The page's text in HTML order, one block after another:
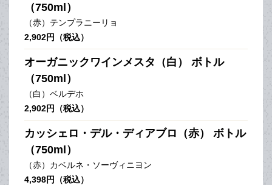
（750ml）
（赤）テンプラニーリョ
2,902円（税込）
オーガニックワインメスタ（白） ボトル
（750ml）
（白）ベルデホ
2,902円（税込）
カッシェロ・デル・ディアブロ（赤） ボトル
（750ml）
（赤）カベルネ・ソーヴィニヨン
4,398円（税込）